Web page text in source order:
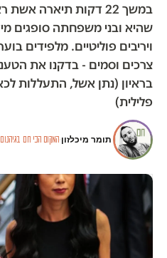
במשך 22 דקות תיארה
שהיא ובני משפחתה סופגים
ויריבים פוליטיים. מלפידים
צרכים וסמים - בדקנו את
בראיון (נתן אשל, התעללות
פלילית)
תומר מיכלזון·המקום הכי חם בגיהנום